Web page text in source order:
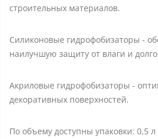
строительных материалов.
Силиконовые гидрофобизаторы -
наилучшую защиту от влаги и
Акриловые гидрофобизаторы -
декоративных поверхностей.
По объему доступны упаковки: 0,5